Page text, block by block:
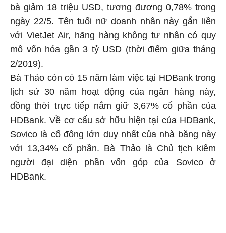
bà giảm 18 triệu USD, tương đương 0,78% trong
ngày 22/5. Tên tuổi nữ doanh nhân này gắn liền
với VietJet Air, hãng hàng không tư nhân có quy
mô vốn hóa gần 3 tỷ USD (thời điểm giữa tháng
2/2019).
Bà Thảo còn có 15 năm làm việc tại HDBank trong
lịch sử 30 năm hoạt động của ngân hàng này,
đồng thời trực tiếp nắm giữ 3,67% cổ phần của
HDBank. Về cơ cấu sở hữu hiện tại của HDBank,
Sovico là cổ đông lớn duy nhất của nhà băng này
với 13,34% cổ phần. Bà Thảo là Chủ tịch kiêm
người đại diện phần vốn góp của Sovico ở
HDBank.